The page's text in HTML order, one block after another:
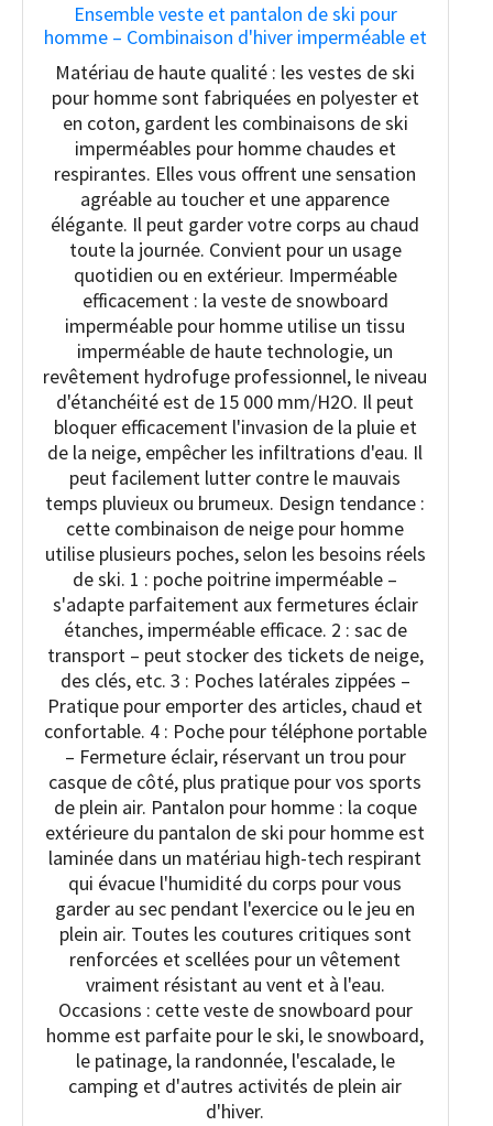
Ensemble veste et pantalon de ski pour
homme – Combinaison d'hiver imperméable et
coupe-vent à capuche – Combinaison de
snowboard 2 pièces, vert, X-Large
Matériau de haute qualité : les vestes de ski
pour homme sont fabriquées en polyester et
en coton, gardent les combinaisons de ski
imperméables pour homme chaudes et
respirantes. Elles vous offrent une sensation
agréable au toucher et une apparence
élégante. Il peut garder votre corps au chaud
toute la journée. Convient pour un usage
quotidien ou en extérieur. Imperméable
efficacement : la veste de snowboard
imperméable pour homme utilise un tissu
imperméable de haute technologie, un
revêtement hydrofuge professionnel, le niveau
d'étanchéité est de 15 000 mm/H2O. Il peut
bloquer efficacement l'invasion de la pluie et
de la neige, empêcher les infiltrations d'eau. Il
peut facilement lutter contre le mauvais
temps pluvieux ou brumeux. Design tendance :
cette combinaison de neige pour homme
utilise plusieurs poches, selon les besoins réels
de ski. 1 : poche poitrine imperméable –
s'adapte parfaitement aux fermetures éclair
étanches, imperméable efficace. 2 : sac de
transport – peut stocker des tickets de neige,
des clés, etc. 3 : Poches latérales zippées –
Pratique pour emporter des articles, chaud et
confortable. 4 : Poche pour téléphone portable
– Fermeture éclair, réservant un trou pour
casque de côté, plus pratique pour vos sports
de plein air. Pantalon pour homme : la coque
extérieure du pantalon de ski pour homme est
laminée dans un matériau high-tech respirant
qui évacue l'humidité du corps pour vous
garder au sec pendant l'exercice ou le jeu en
plein air. Toutes les coutures critiques sont
renforcées et scellées pour un vêtement
vraiment résistant au vent et à l'eau.
Occasions : cette veste de snowboard pour
homme est parfaite pour le ski, le snowboard,
le patinage, la randonnée, l'escalade, le
camping et d'autres activités de plein air
d'hiver.